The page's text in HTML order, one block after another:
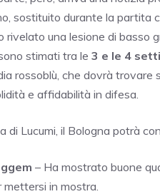
sostituito durante la partita
rivelato una lesione di basso
stimati tra le 3 e le 4
rossoblù, che dovrà trovare
e affidabilità in difesa.
di Lucumi, il Bologna potrà
– Ha mostrato buone
mettersi in mostra.